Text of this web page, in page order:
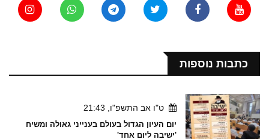
כתבות נוספות
ט"ו אב התשפ"ו, 21:43
יום העיון הגדול בעולם בענייני גאולה ומשיח
'ישיבה ליום אחד'